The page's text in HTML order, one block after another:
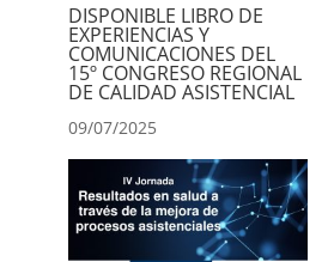
DISPONIBLE LIBRO DE
EXPERIENCIAS Y
COMUNICACIONES DEL
15º CONGRESO REGIONAL
DE CALIDAD ASISTENCIAL
09/07/2025